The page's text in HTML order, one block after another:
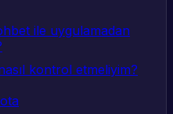
ile uygulamadan
kontrol etmeliyim?